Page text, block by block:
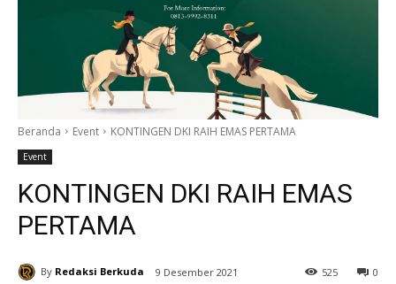
Beranda Event KONTINGEN DKI RAIH EMAS PERTAMA
Event
KONTINGEN DKI RAIH EMAS
PERTAMA
By Redaksi Berkuda 9 Desember 2021 0
525